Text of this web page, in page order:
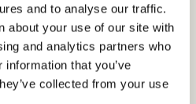
and to analyse our traffic.
about your use of our site with
and analytics partners who
that you’ve
collected from your use